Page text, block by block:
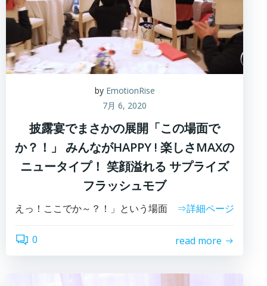
by EmotionRise
7月 6, 2020
披露宴でまさかの展開「この場面で
か？！」 みんながHAPPY ! 楽しさMAXの
ニュータイプ！ 笑顔溢れる サプライズ
フラッシュモブ
えっ！ここでか～？！」という場面 ⇒詳細ページ
0 read more